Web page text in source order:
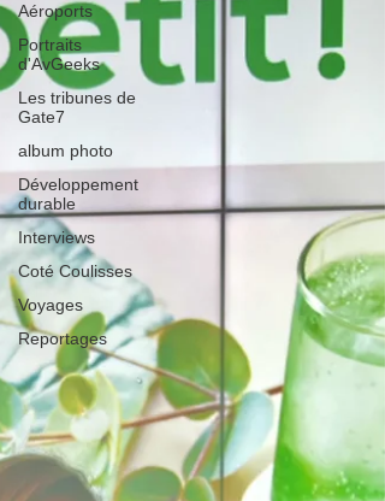
Aéroports
Portraits
d'AvGeeks
Les tribunes de
Gate7
album photo
Développement
durable
Interviews
Coté Coulisses
Voyages
Reportages